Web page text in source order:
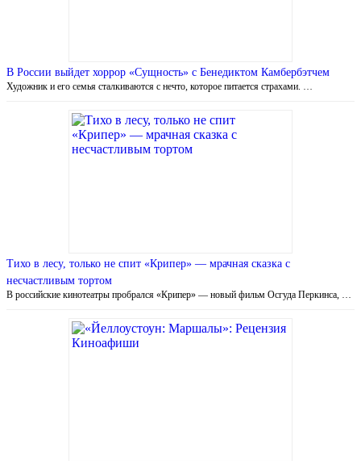
В России выйдет хоррор «Сущность» с Бенедиктом Камбербэтчем
Художник и его семья сталкиваются с нечто, которое питается страхами. …
Тихо в лесу, только не спит «Крипер» — мрачная сказка с
несчастливым тортом
В российские кинотеатры пробрался «Крипер» — новый фильм Осгуда Перкинса, …